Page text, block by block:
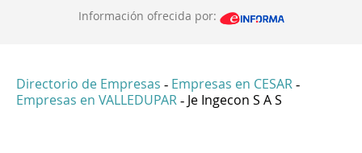
Información ofrecida por:
Directorio de Empresas - Empresas en CESAR -
Empresas en VALLEDUPAR - Je Ingecon S A S